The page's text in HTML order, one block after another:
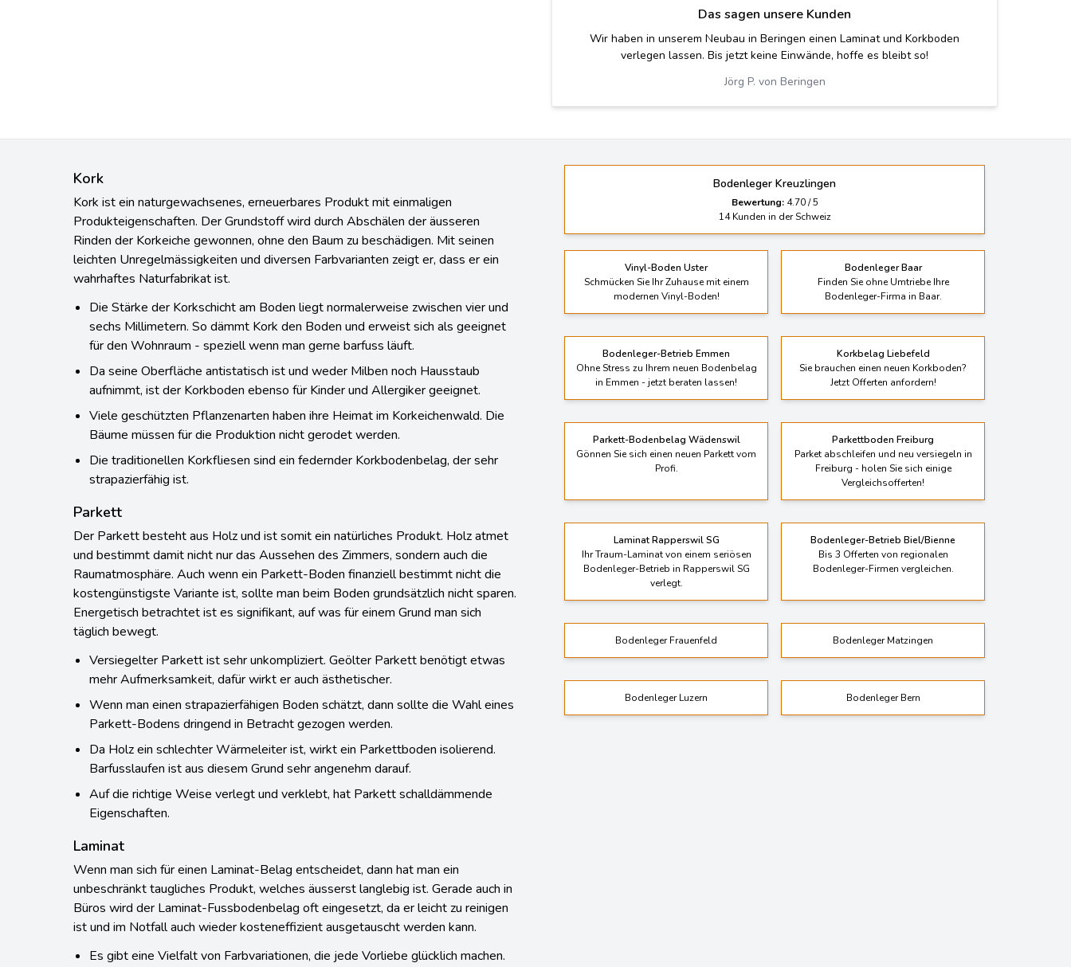
Das sagen unsere Kunden
Eigentlich wollten wir einen Parkett, nun haben wir einen Korkboden. Wir
würden ihn nie mehr hergeben! Vielen Dank.
Ilona B. von Oberkirch LU
Kork
Kork ist ein naturgewachsenes, erneuerbares Produkt mit einmaligen
Produkteigenschaften. Der Grundstoff wird durch Abschälen der äusseren
Rinden der Korkeiche gewonnen, ohne den Baum zu beschädigen. Mit seinen
leichten Unregelmässigkeiten und diversen Farbvarianten zeigt er, dass er ein
wahrhaftes Naturfabrikat ist.
Die Stärke der Korkschicht am Boden liegt normalerweise zwischen vier und
sechs Millimetern. So dämmt Kork den Boden und erweist sich als geeignet
für den Wohnraum - speziell wenn man gerne barfuss läuft.
Da seine Oberfläche antistatisch ist und weder Milben noch Hausstaub
aufnimmt, ist der Korkboden ebenso für Kinder und Allergiker geeignet.
Viele geschützten Pflanzenarten haben ihre Heimat im Korkeichenwald. Die
Bäume müssen für die Produktion nicht gerodet werden.
Die traditionellen Korkfliesen sind ein federnder Korkbodenbelag, der sehr
strapazierfähig ist.
Parkett
Der Parkett besteht aus Holz und ist somit ein natürliches Produkt. Holz atmet
und bestimmt damit nicht nur das Aussehen des Zimmers, sondern auch die
Raumatmosphäre. Auch wenn ein Parkett-Boden finanziell bestimmt nicht die
kostengünstigste Variante ist, sollte man beim Boden grundsätzlich nicht sparen.
Energetisch betrachtet ist es signifikant, auf was für einem Grund man sich
täglich bewegt.
Versiegelter Parkett ist sehr unkompliziert. Geölter Parkett benötigt etwas
mehr Aufmerksamkeit, dafür wirkt er auch ästhetischer.
Wenn man einen strapazierfähigen Boden schätzt, dann sollte die Wahl eines
Parkett-Bodens dringend in Betracht gezogen werden.
Da Holz ein schlechter Wärmeleiter ist, wirkt ein Parkettboden isolierend.
Barfusslaufen ist aus diesem Grund sehr angenehm darauf.
Auf die richtige Weise verlegt und verklebt, hat Parkett schalldämmende
Eigenschaften.
Laminat
Wenn man sich für einen Laminat-Belag entscheidet, dann hat man ein
unbeschränkt taugliches Produkt, welches äusserst langlebig ist. Gerade auch in
Büros wird der Laminat-Fussbodenbelag oft eingesetzt, da er leicht zu reinigen
ist und im Notfall auch wieder kosteneffizient ausgetauscht werden kann.
Es gibt eine Vielfalt von Farbvariationen, die jede Vorliebe glücklich machen.
Bodenleger Kreuzlingen
Bewertung: 4.70/5
14Kunden in der Schweiz
Vinyl-Boden Uster
Schmücken Sie Ihr Zuhause mit einem
modernen Vinyl-Boden!
Bodenleger Baar
Finden Sie ohne Umtriebe Ihre
Bodenleger-Firma in Baar.
Bodenleger-Betrieb Emmen
Ohne Stress zu Ihrem neuen Bodenbelag
in Emmen - jetzt beraten lassen!
Korkbelag Liebefeld
Sie brauchen einen neuen Korkboden?
Jetzt Offerten anfordern!
Parkett-Bodenbelag Wädenswil
Gönnen Sie sich einen neuen Parkett vom
Profi.
Parkettboden Freiburg
Parket abschleifen und neu versiegeln in
Freiburg - holen Sie sich einige
Vergleichsofferten!
Laminat Rapperswil SG
Ihr Traum-Laminat von einem seriösen
Bodenleger-Betrieb in Rapperswil SG
verlegt.
Bodenleger-Betrieb Biel/Bienne
Bis 3 Offerten von regionalen
Bodenleger-Firmen vergleichen.
Bodenleger Frauenfeld Bodenleger Matzingen
Bodenleger Luzern Bodenleger Bern